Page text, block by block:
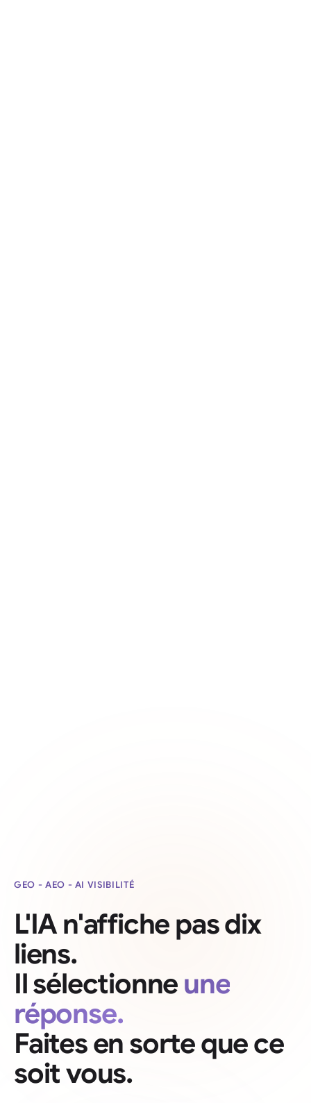
GEO - AEO - AI VISIBILITÉ
L'IA n'affiche pas dix
liens.
Il sélectionne une
réponse.
Faites en sorte que ce
soit vous.